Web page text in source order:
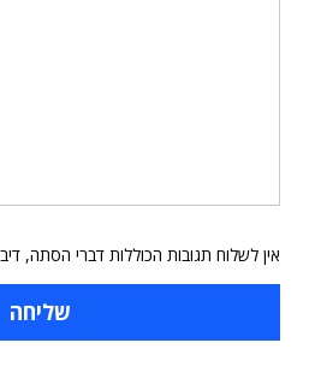
אין לשלוח תגובות הכוללות דברי הסתה,